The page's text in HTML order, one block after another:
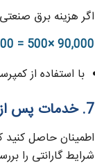
اگر هزینه برق صنعتی 500 تومان به ازای هر کیلووات‌ساعت باشد، هزینه سالانه انرژی برابر خواهد بود با:
90,000
×
500
=
با استفاده از کمپرسور اینورتردار، می‌توان
7. خدمات پس از فروش و گارانتی
اطمینان حاصل
شرایط گارانتی را